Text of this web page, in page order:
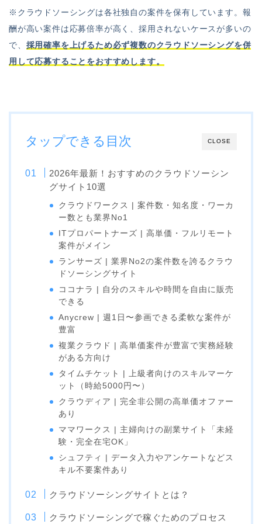
※クラウドソーシングは各社独自の案件を保有しています。報
酬が高い案件は応募倍率が高く、採用されないケースが多いの
で、 採用確率を上げるため必ず複数のクラウドソーシングを併
用して応募することをおすすめします。
CLOSE
タップできる目次
2026年最新！おすすめのクラウドソーシン
グサイト10選
クラウドワークス | 案件数・知名度・ワーカ
ー数とも業界No1
ITプロパートナーズ | 高単価・フルリモート
案件がメイン
ランサーズ | 業界No2の案件数を誇るクラウ
ドソーシングサイト
ココナラ | 自分のスキルや時間を自由に販売
できる
Anycrew | 週1日〜参画できる柔軟な案件が
豊富
複業クラウド | 高単価案件が豊富で実務経験
がある方向け
タイムチケット | 上級者向けのスキルマーケ
ット（時給5000円〜）
クラウディア | 完全非公開の高単価オファー
あり
ママワークス | 主婦向けの副業サイト「未経
験・完全在宅OK」
シュフティ | データ入力やアンケートなどス
キル不要案件あり
クラウドソーシングサイトとは？
クラウドソーシングで稼ぐためのプロセス